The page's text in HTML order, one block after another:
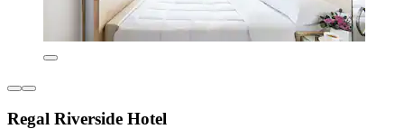
Regal Riverside Hotel